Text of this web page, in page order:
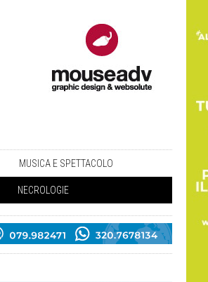
MUSICA E SPETTACOLO
NECROLOGIE